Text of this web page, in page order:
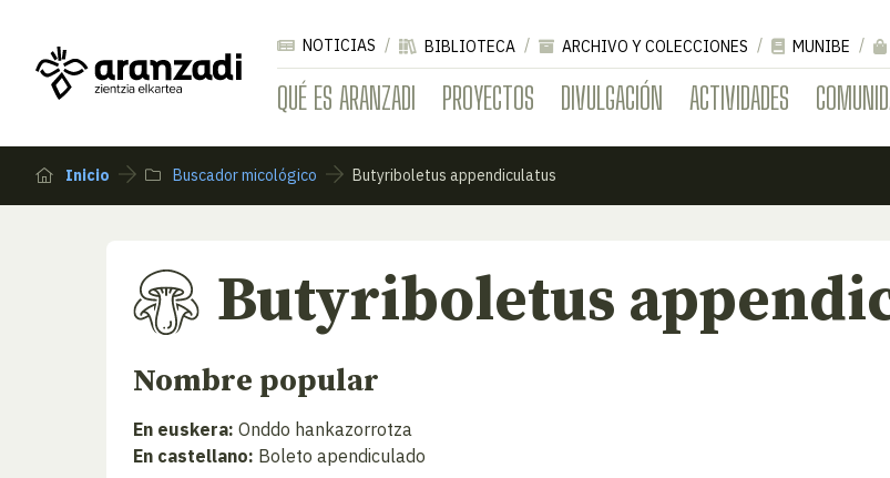
QUÉ ES ARANZADI PROYECTOS DIVULGACIÓN ACTIVIDADES
NOTICIAS BIBLIOTECA ARCHIVO Y COLECCIONES MUNIBE
Inicio Buscador micológico Butyriboletus appendiculatus
Butyriboletus
Nombre popular
En euskera: Onddo hankazorrotza
En castellano: Boleto apendiculado